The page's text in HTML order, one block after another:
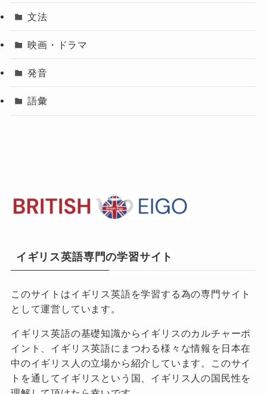
文法
映画・ドラマ
発音
語彙
イギリス英語専門の学習サイト
このサイトはイギリス英語を学習する為の専門サイト
として運営しています。
イギリス英語の基礎知識からイギリスのカルチャーポ
イント、イギリス英語にまつわる様々な情報を日本在
中のイギリス人の立場から紹介しています。このサイ
トを通してイギリスという国、イギリス人の国民性を